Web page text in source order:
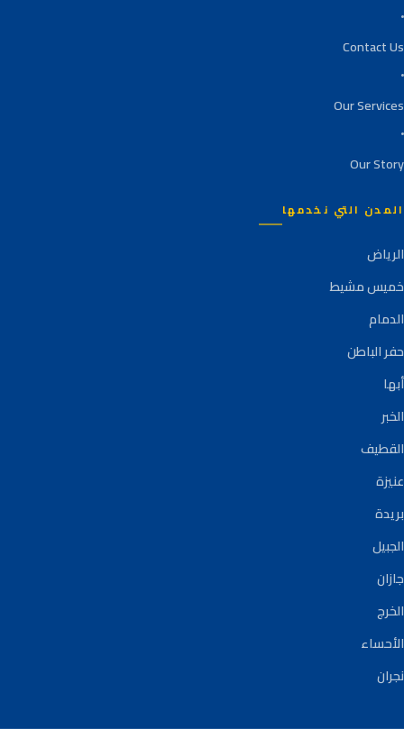
Contact Us
Our Services
Our Story
المدن التي نخدمها
الرياض
خميس مشيط
الدمام
حفر الباطن
أبها
الخبر
القطيف
عنيزة
بريدة
الجبيل
جازان
الخرج
الأحساء
نجران